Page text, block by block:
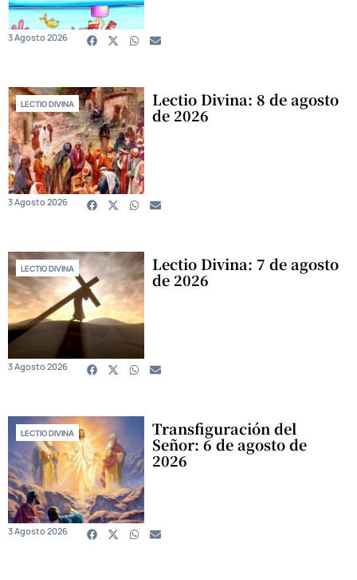
3 Agosto 2026
LECTIO DIVINA Lectio Divina: 8 de agosto
de 2026
3 Agosto 2026
LECTIO DIVINA Lectio Divina: 7 de agosto
de 2026
3 Agosto 2026
LECTIO DIVINA Transfiguración del
Señor: 6 de agosto de
2026
3 Agosto 2026